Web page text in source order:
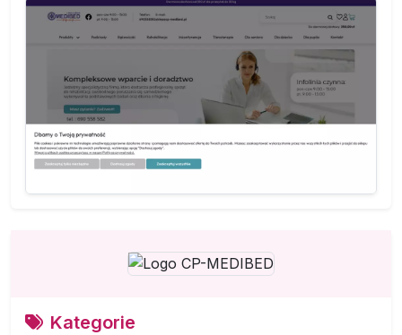
Kategorie